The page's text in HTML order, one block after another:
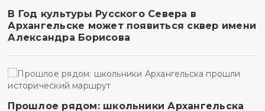
В Год культуры Русского Севера в
Архангельске может появиться сквер имени
Александра Борисова
Прошлое рядом: школьники Архангельска